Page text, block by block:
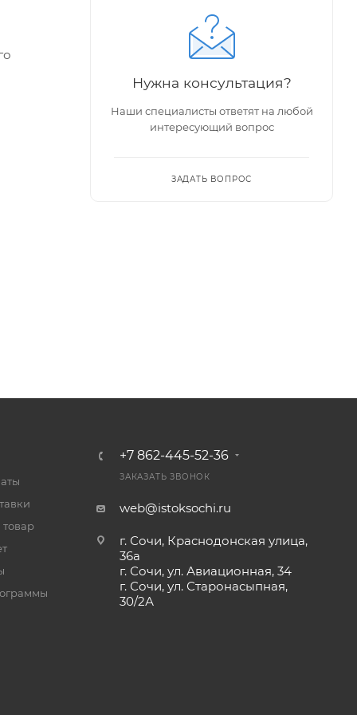
Нужна консультация?
Наши специалисты ответят на любой
интересующий вопрос
ЗАДАТЬ ВОПРОС
+7 862-445-52-36
ЗАКАЗАТЬ ЗВОНОК
web@istoksochi.ru
г. Сочи, Краснодонская улица,
36а
г. Сочи, ул. Авиационная, 34
г. Сочи, ул. Старонасыпная,
30/2А